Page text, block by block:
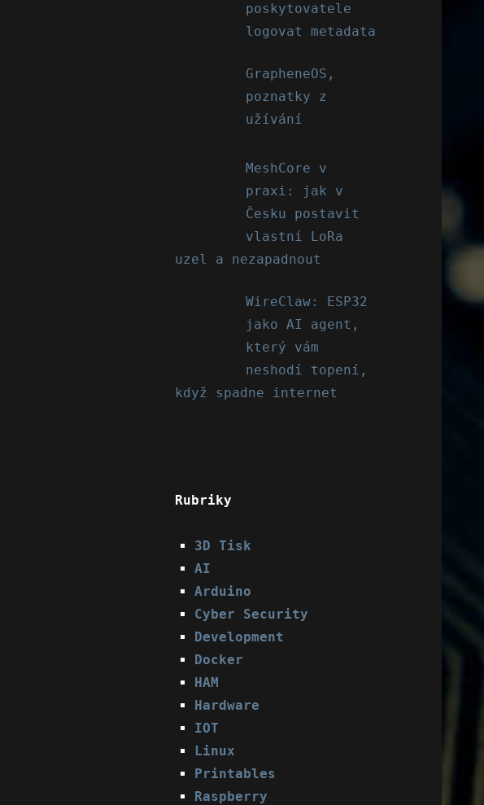
poskytovatele
logovat metadata
GrapheneOS,
poznatky z
užívání
MeshCore v
praxi: jak v
Česku postavit
vlastní LoRa
uzel a nezapadnout
WireClaw: ESP32
jako AI agent,
který vám
neshodí topení,
když spadne internet
Rubriky
3D Tisk
AI
Arduino
Cyber Security
Development
Docker
HAM
Hardware
IOT
Linux
Printables
Raspberry